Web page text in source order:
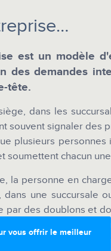
est un modèle
des demandes
tête.
dans les
souvent signaler des
plusieurs
soumettent chacun
la personne en
dans une succursale
par des doublons et
les redondances et à
de la
vous offrir le meilleur